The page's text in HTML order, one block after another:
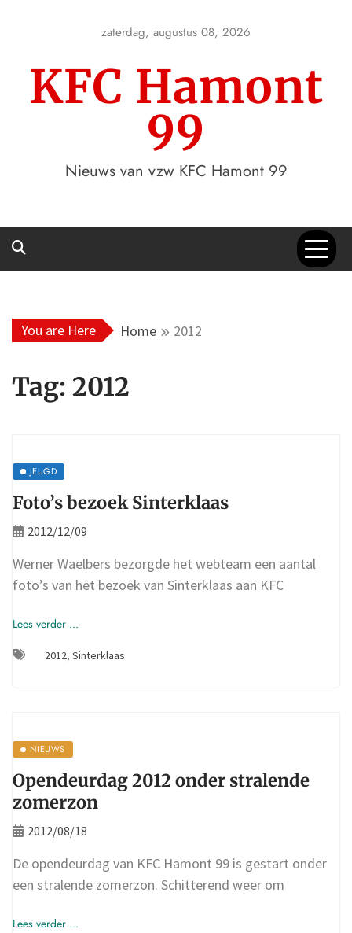
zaterdag, augustus 08, 2026
KFC Hamont
99
Nieuws van vzw KFC Hamont 99
You are Here Home 2012
Tag: 2012
JEUGD
Foto’s bezoek Sinterklaas
2012/12/09
Werner Waelbers bezorgde het webteam een aantal
foto’s van het bezoek van Sinterklaas aan KFC
Lees verder ...
2012, Sinterklaas
NIEUWS
Opendeurdag 2012 onder stralende
zomerzon
2012/08/18
De opendeurdag van KFC Hamont 99 is gestart onder
een stralende zomerzon. Schitterend weer om
Lees verder ...